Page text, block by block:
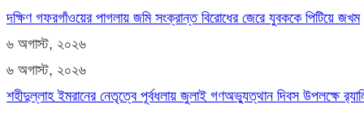
দক্ষিণ গফরগাঁওয়ের পাগলায় জমি সংক্রান্ত বিরোধের জেরে যুবককে পিটিয়ে জখম
৬ অগাস্ট, ২০২৬
৬ অগাস্ট, ২০২৬
শহীদুল্লাহ ইমরানের নেতৃত্বে পূর্বধলায় জুলাই গণঅভ্যুত্থান দিবস উপলক্ষে